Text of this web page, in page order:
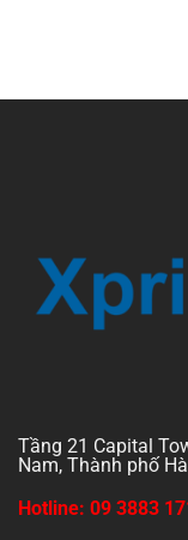
Tầng 21 Capital
Nam, Thành phố
Hotline: 09 3883